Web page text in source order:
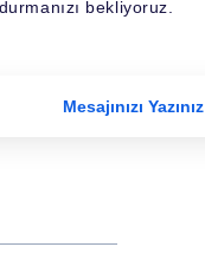
bekliyoruz.
Mesajınızı Yazınız